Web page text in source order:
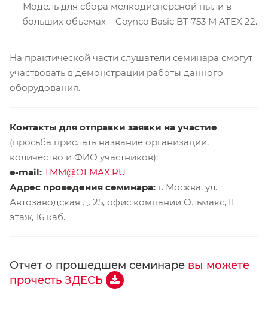
Модель для сбора мелкодисперсной пыли в
больших объемах – Coynco Basic BT 753 M ATEX 22.
На практической части слушатели семинара смогут
участвовать в демонстрации работы данного
оборудования.
Контакты для отправки заявки на участие
(просьба прислать название организации,
количество и ФИО участников):
e-mail: TMM@OLMAX.RU
Адрес проведения семинара: г. Москва, ул.
Автозаводская д. 25, офис компании Ольмакс, II
этаж, 16 каб.
Отчет о прошедшем семинаре вы можете
прочесть ЗДЕСЬ